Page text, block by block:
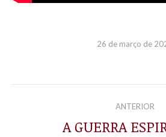
26 de março de
NAVEGAÇÃO
ANTERIOR
Post
A GUERRA